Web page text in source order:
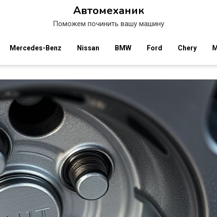
Автомеханик
Поможем починить вашу машину
Mercedes-Benz Nissan BMW Ford Chery